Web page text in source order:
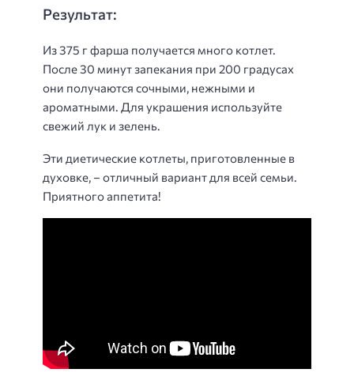
Результат:
Из 375 г фарша получается много котлет.
После 30 минут запекания при 200 градусах
они получаются сочными, нежными и
ароматными. Для украшения используйте
свежий лук и зелень.
Эти диетические котлеты, приготовленные в
духовке, – отличный вариант для всей семьи.
Приятного аппетита!